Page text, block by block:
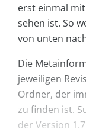
erst einmal
sehen ist. So
von unten
Die
jeweiligen
Ordner, der
zu finden ist.
der Version